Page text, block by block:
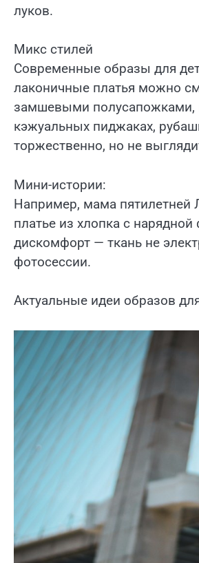
луков.
Микс стилей
Современные образы для
лаконичные платья можно
замшевыми полусапожками,
кэжуальных пиджаках,
торжественно, но не
Мини-истории:
Например, мама пятилетней
платье из хлопка с
дискомфорт — ткань не
фотосессии.
Актуальные идеи образов